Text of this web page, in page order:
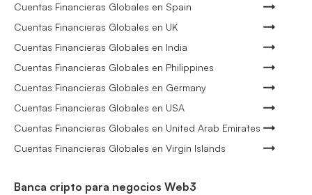
Cuentas Financieras Globales en Spain
Cuentas Financieras Globales en UK
Cuentas Financieras Globales en India
Cuentas Financieras Globales en Philippines
Cuentas Financieras Globales en Germany
Cuentas Financieras Globales en USA
Cuentas Financieras Globales en United Arab Emirates
Cuentas Financieras Globales en Virgin Islands
Banca cripto para negocios Web3